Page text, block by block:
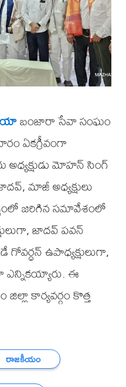
బంజారా సేవా సంఘం
ఏకగ్రీవంగా
మోహన్ సింగ్
మాజీ అధ్యక్షులు
జరిగిన సమావేశంలో
జాదవ్ పవన్
ఉపాధ్యక్షులుగా,
ఈ
కార్యవర్గం కొత్త
రాజకీయం